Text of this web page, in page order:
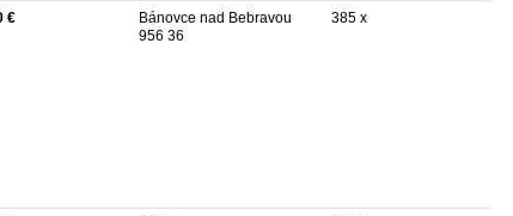
€
Bánovce nad Bebravou
956 36
385 x